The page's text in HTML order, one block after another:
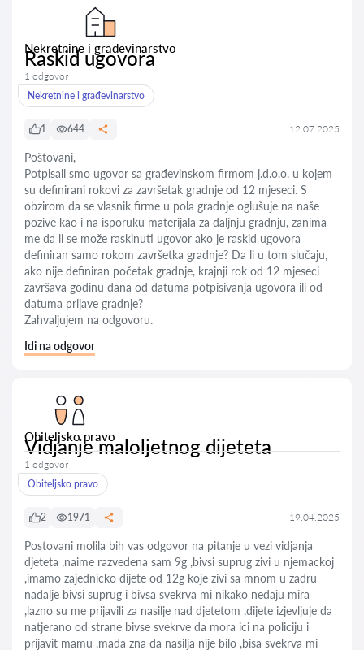
Nekretnine i građevinarstvo
Raskid ugovora
1 odgovor
Nekretnine i građevinarstvo
1 644 12.07.2025
Poštovani,
Potpisali smo ugovor sa građevinskom firmom j.d.o.o. u kojem
su definirani rokovi za završetak gradnje od 12 mjeseci. S
obzirom da se vlasnik firme u pola gradnje oglušuje na naše
pozive kao i na isporuku materijala za daljnju gradnju, zanima
me da li se može raskinuti ugovor ako je raskid ugovora
definiran samo rokom završetka gradnje? Da li u tom slučaju,
ako nije definiran početak gradnje, krajnji rok od 12 mjeseci
završava godinu dana od datuma potpisivanja ugovora ili od
datuma prijave gradnje?
Zahvaljujem na odgovoru.
Idi na odgovor
Obiteljsko pravo
Vidjanje maloljetnog dijeteta
1 odgovor
Obiteljsko pravo
2 1971 19.04.2025
Postovani molila bih vas odgovor na pitanje u vezi vidjanja
djeteta ,naime razvedena sam 9g ,bivsi suprug zivi u njemackoj
,imamo zajednicko dijete od 12g koje zivi sa mnom u zadru
nadalje bivsi suprug i bivsa svekrva mi nikako nedaju mira
,lazno su me prijavili za nasilje nad djetetom ,dijete izjevljuje da
natjerano od strane bivse svekrve da mora ici na policiju i
prijavit mamu ,mada zna da nasilja nije bilo ,bisa svekrva mi